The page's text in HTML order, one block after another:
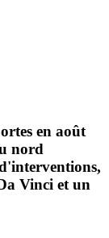
en août
nord
Vinci et un